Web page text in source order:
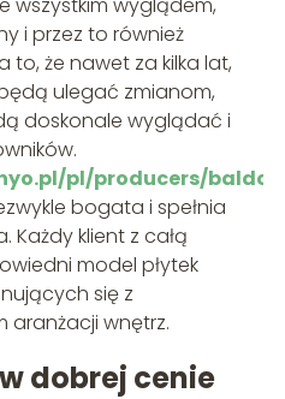
i przez to również
że nawet za kilka lat,
ulegać zmianom,
doskonale wyglądać i
pl/producers/
bogata i spełnia
Każdy klient z całą
model płytek
się z
aranżacji wnętrz.
dobrej cenie